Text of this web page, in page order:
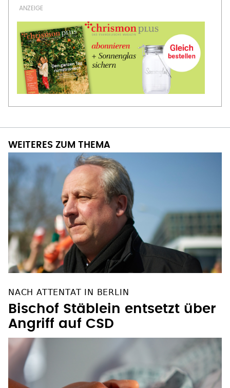
WEITERES ZUM THEMA
NACH ATTENTAT IN BERLIN
Bischof Stäblein entsetzt über
Angriff auf CSD